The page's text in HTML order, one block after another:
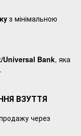
з мінімальною
Universal Bank, яка
ВЗУТТЯ
через